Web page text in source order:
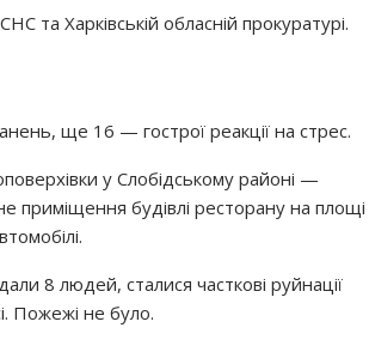
та Харківській обласній прокуратурі.
ще 16 — гострої реакції на стрес.
у Слобідському районі —
приміщення будівлі ресторану на площі
8 людей, сталися часткові руйнації
Пожежі не було.